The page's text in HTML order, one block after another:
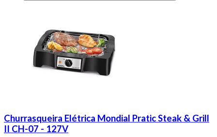
Churrasqueira Elétrica Mondial Pratic Steak & Grill
II CH-07 - 127V